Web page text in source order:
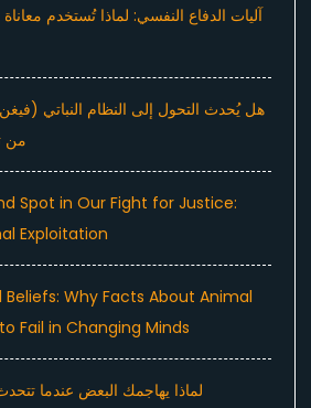
آليات الدفاع النفسي: لماذا تُستخدم
هل يُحدث التحول إلى النظام النباتي
من
Spot in Our Fight for Justice:
Exploitation
Why Facts About Animal
Fail in Changing Minds
لماذا يهاجمك البعض عندما